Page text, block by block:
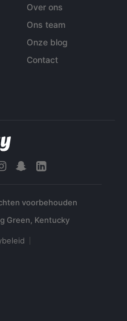
Over ons
Ons team
Onze blog
Contact
voorbehouden